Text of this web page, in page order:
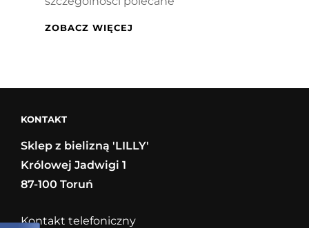
ZOBACZ WIĘCEJ
KONTAKT
Sklep z bielizną 'LILLY'
Królowej Jadwigi 1
87-100 Toruń
Kontakt telefoniczny